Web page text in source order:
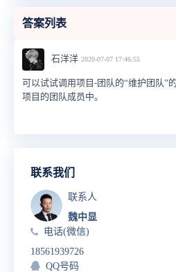
答案列表
石洋洋 2020-07-07 17:46:55
可以试试调用项目-团队的“维护团队”
项目的团队成员中。
联系我们
联系人
魏中显
电话(微信)
18561939726
QQ号码